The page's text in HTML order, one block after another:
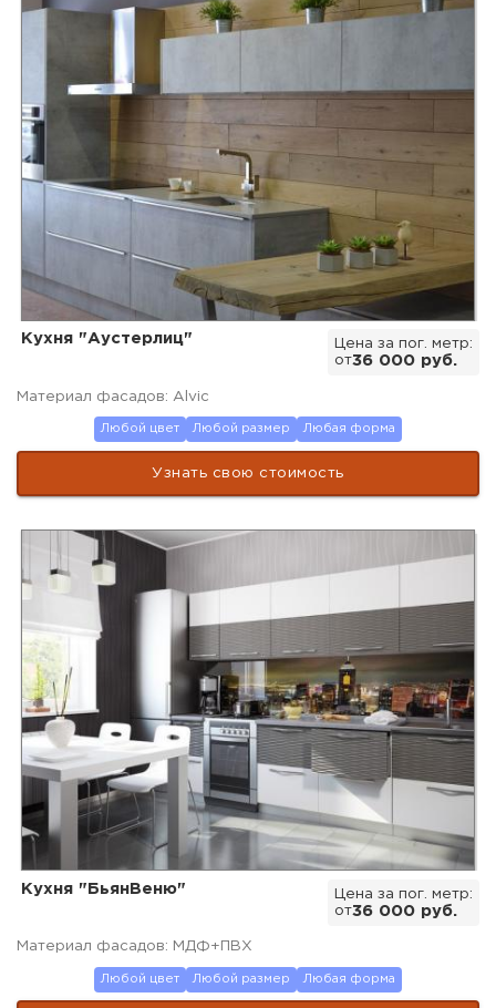
Цена за пог. метр:
от36 000 руб.
Кухня "Аустерлиц"
Материал фасадов: Alvic
Любой цвет Любой размер Любая форма
Узнать свою стоимость
Цена за пог. метр:
от36 000 руб.
Кухня "БьянВеню"
Материал фасадов: МДФ+ПВХ
Любой цвет Любой размер Любая форма